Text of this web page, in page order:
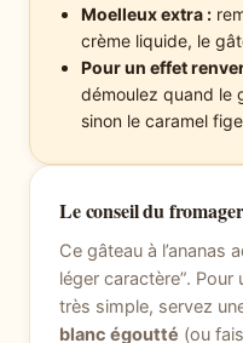
Moelleux extra :
crème liquide, le
Pour un effet
démoulez quand le
sinon le caramel
Le conseil du fromager
Ce gâteau à l’ananas
léger caractère”.
très simple, servez
blanc égoutté (ou